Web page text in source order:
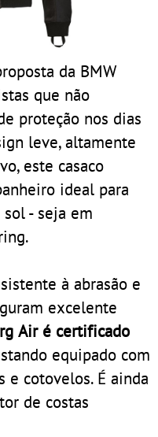
da BMW
que não
proteção nos dias
leve, altamente
este casaco
ideal para
- seja em
à abrasão e
excelente
Air é certificado
equipado com
e cotovelos. É ainda
de costas